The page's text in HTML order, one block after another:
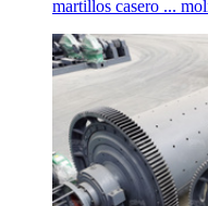
martillos casero ...